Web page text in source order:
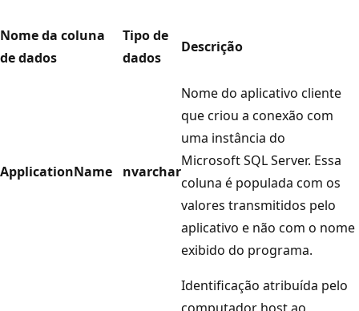
Nome da coluna
de dados
Tipo de
dados
Descrição
ApplicationName nvarchar
Nome do aplicativo cliente
que criou a conexão com
uma instância do
Microsoft SQL Server. Essa
coluna é populada com os
valores transmitidos pelo
aplicativo e não com o nome
exibido do programa.
Identificação atribuída pelo
computador host ao